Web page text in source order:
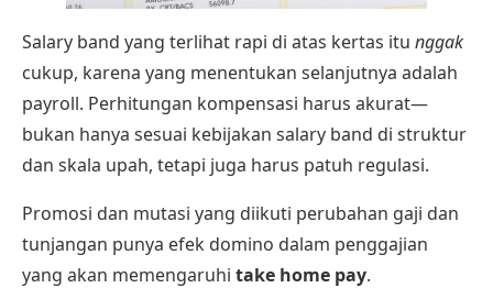
Salary band yang terlihat rapi di atas kertas itu nggak
cukup, karena yang menentukan selanjutnya adalah
payroll. Perhitungan kompensasi harus akurat—
bukan hanya sesuai kebijakan salary band di struktur
dan skala upah, tetapi juga harus patuh regulasi.
Promosi dan mutasi yang diikuti perubahan gaji dan
tunjangan punya efek domino dalam penggajian
yang akan memengaruhi take home pay.